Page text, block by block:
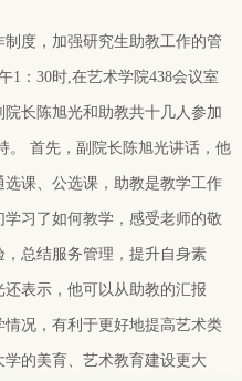
度，加强研究生助教工作的管
1：30时,在艺术学院438会议室
长陈旭光和助教共十几人参加
。 首先，副院长陈旭光讲话，他
课、公选课，助教是教学工作
习了如何教学，感受老师的敬
总结服务管理，提升自身素
表示，他可以从助教的汇报
况，有利于更好地提高艺术类
的美育、艺术教育建设更大